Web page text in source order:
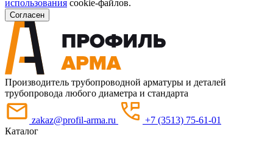
использования cookie-файлов.
Согласен
Производитель трубопроводной арматуры и деталей
трубопровода любого диаметра и стандарта
zakaz@profil-arma.ru
+7 (3513) 75-61-01
Каталог